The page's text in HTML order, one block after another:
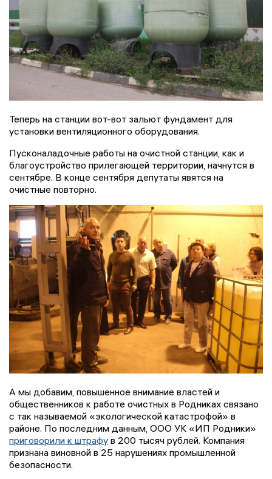
Теперь на станции вот-вот зальют фундамент для
установки вентиляционного оборудования.
Пусконаладочные работы на очистной станции, как и
благоустройство прилегающей территории, начнутся в
сентябре. В конце сентября депутаты явятся на
очистные повторно.
А мы добавим, повышенное внимание властей и
общественников к работе очистных в Родниках связано
с так называемой «экологической катастрофой» в
районе. По последним данным, ООО УК «ИП Родники»
приговорили к штрафу в 200 тысяч рублей. Компания
признана виновной в 25 нарушениях промышленной
безопасности.